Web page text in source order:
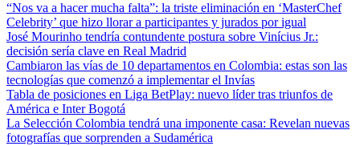
“Nos va a hacer mucha falta”: la triste eliminación en ‘MasterChef
Celebrity’ que hizo llorar a participantes y jurados por igual
José Mourinho tendría contundente postura sobre Vinícius Jr.:
decisión sería clave en Real Madrid
Cambiaron las vías de 10 departamentos en Colombia: estas son las
tecnologías que comenzó a implementar el Invías
Tabla de posiciones en Liga BetPlay: nuevo líder tras triunfos de
América e Inter Bogotá
La Selección Colombia tendrá una imponente casa: Revelan nuevas
fotografías que sorprenden a Sudamérica